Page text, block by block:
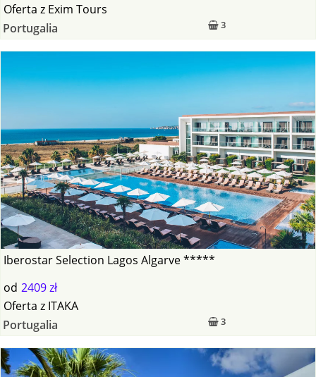
3
Oferta z Exim Tours
Portugalia
Iberostar Selection Lagos Algarve *****
od 2409 zł
3
Oferta z ITAKA
Portugalia